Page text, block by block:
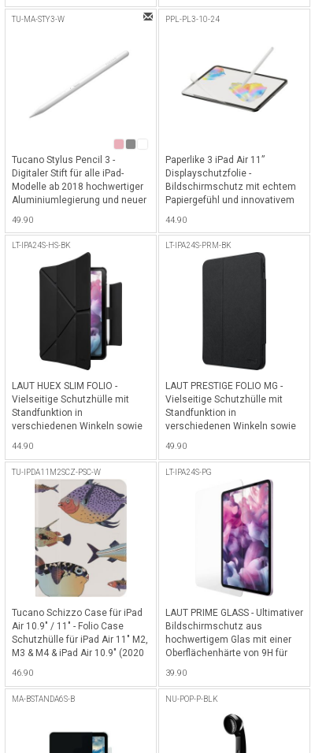
verschiedenen Winkeln -
TU-MA-STY3-W
Tucano Stylus Pencil 3 -
Digitaler Stift für alle iPad-
Modelle ab 2018 hochwertiger
Aluminiumlegierung und neuer
49.90
PPL-PL3-10-24
Paperlike 3 iPad Air 11”
Displayschutzfolie -
Bildschirmschutz mit echtem
Papiergefühl und innovativem
Notizenmacher für iPad Air 11”
(2024 & 2025) - Transparent
44.90
LT-IPA24S-HS-BK
LAUT HUEX SLIM FOLIO -
Vielseitige Schutzhülle mit
Standfunktion in
verschiedenen Winkeln sowie
11" M2, M3 & M4 & iPad Air
10.9" (2020 + 2022) - Schwarz
44.90
LT-IPA24S-PRM-BK
LAUT PRESTIGE FOLIO MG -
Vielseitige Schutzhülle mit
Standfunktion in
verschiedenen Winkeln sowie
Air 11" M2, M3 & M4 & iPad Air
10.9" (2020 + 2022) - Schwarz
49.90
TU-IPDA11M2SCZ-PSC-W
Tucano Schizzo Case für iPad
Air 10.9" / 11" - Folio Case
Schutzhülle für iPad Air 11" M2,
M3 & M4 & iPad Air 10.9" (2020
verschiedenen Winkeln - Weiss
46.90
LT-IPA24S-PG
LAUT PRIME GLASS - Ultimativer
Bildschirmschutz aus
hochwertigem Glas mit einer
Oberflächenhärte von 9H für
39.90
MA-BSTANDA6S-B NU-POP-P-BLK